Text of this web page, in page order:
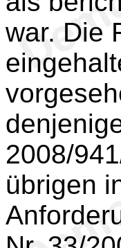
war. Die
2008/
übrigen